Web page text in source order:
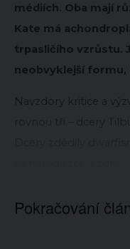
médiích. Oba mají
Kate má
trpasličího vzrůstu.
neobvyklejší formu,
Navzdory kritice a
Pokračování